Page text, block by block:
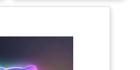
sonneries et 6 sons inspirés par
mélodie préférée pour des